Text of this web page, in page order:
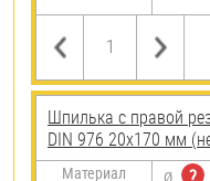
Шпилька с правой
DIN 976 20х170 мм
Материал